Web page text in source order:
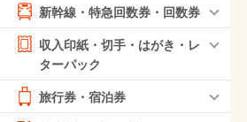
新幹線・特急回数券・回数券
収入印紙・切手・はがき・レ
ターパック
旅行券・宿泊券